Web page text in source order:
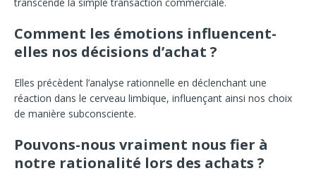
Comment les émotions influencent-
elles nos décisions d’achat ?
Elles précèdent l’analyse rationnelle en déclenchant une
réaction dans le cerveau limbique, influençant ainsi nos choix
de manière subconsciente.
Pouvons-nous vraiment nous fier à
notre rationalité lors des achats ?